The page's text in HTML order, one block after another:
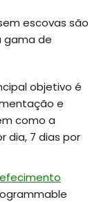
escovas são
gama de
objetivo é
e
como a
dia, 7 dias por